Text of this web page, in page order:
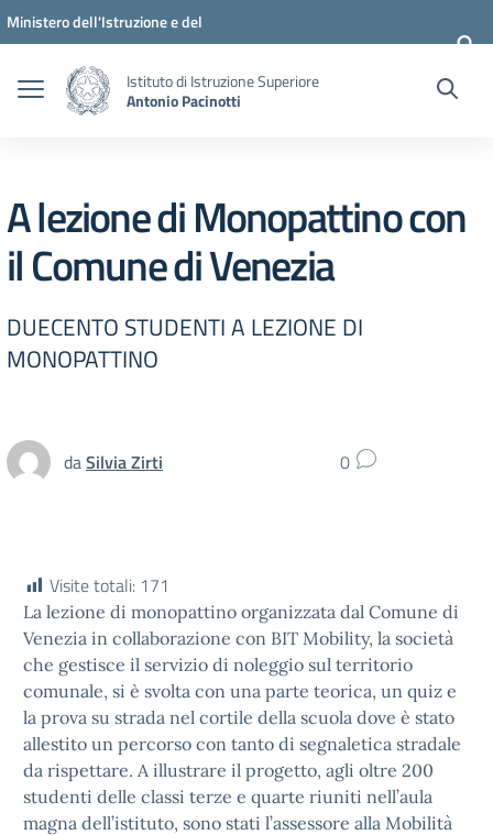
Vai ai contenuti
Vai al menu di navigazione
Vai al footer
Ministero dell'Istruzione e del
Istituto di Istruzione Superiore
Antonio Pacinotti
A lezione di Monopattino con
il Comune di Venezia
DUECENTO STUDENTI A LEZIONE DI
MONOPATTINO
daSilvia Zirti 0
Visite totali: 171
La lezione di monopattino organizzata dal Comune di
Venezia in collaborazione con BIT Mobility, la società
che gestisce il servizio di noleggio sul territorio
comunale, si è svolta con una parte teorica, un quiz e
la prova su strada nel cortile della scuola dove è stato
allestito un percorso con tanto di segnaletica stradale
da rispettare. A illustrare il progetto, agli oltre 200
studenti delle classi terze e quarte riuniti nell’aula
magna dell’istituto, sono stati l’assessore alla Mobilità